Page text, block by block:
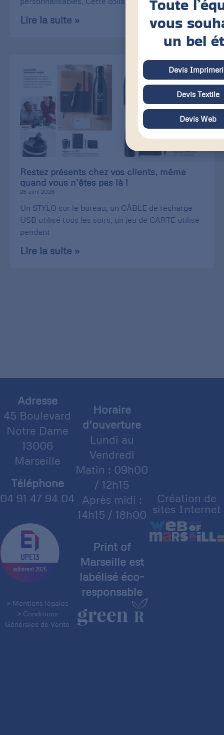
Lire la suite »
Restez présents chez vos clients, même
quand vous n’êtes pas là !
28 avril 2026
Un STYLO sur le bureau, un CÂBLE de recharge
USB utilisé tous les soirs, un jeu de CARTE utilisé
pendant
Lire la suite »
Adresse
45 Boulevard
Notre Dame
13006
Marseille
Téléphone
04 91 47 94 04
> Mentions légales
> Conditions
Générales de Vente
Horaire
d’ouverture
Lundi au
Vendredi
Matin : 09h00
/ 12h15
Après midi :
14h15 / 18h00
Print of
Marseille est
labélisé éco-
responsable
Création de
sites Internet
Toute
vous
un bel
Devis
Devis Textile
Devis Web